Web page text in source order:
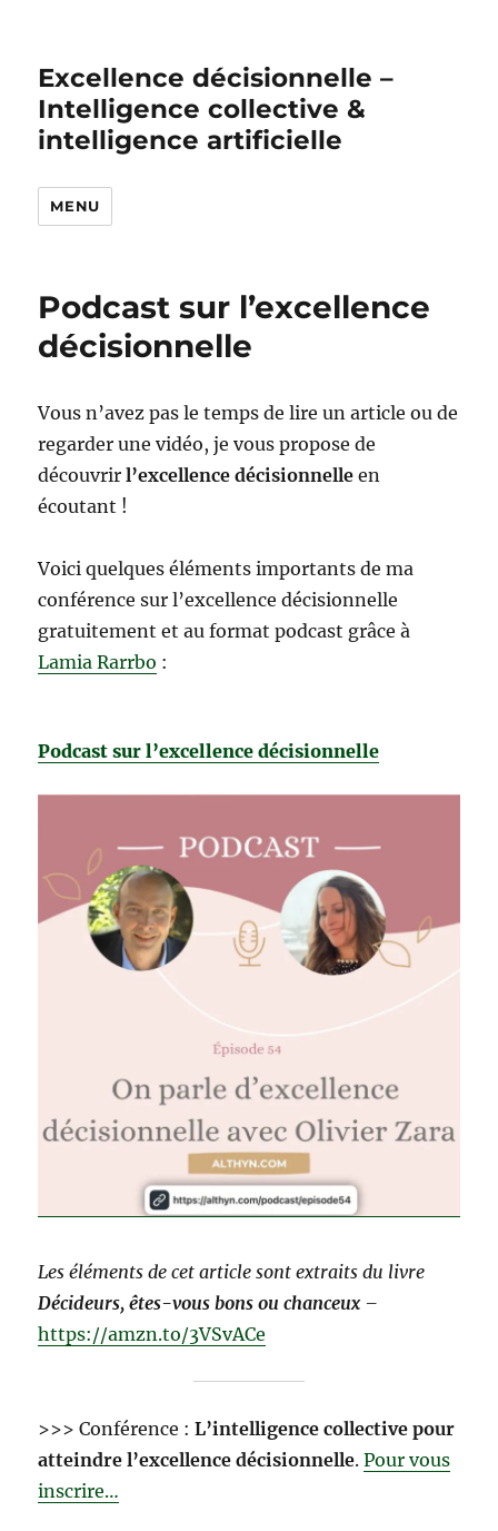
Excellence décisionnelle –
Intelligence collective &
intelligence artificielle
MENU
Podcast sur l’excellence
décisionnelle
Vous n’avez pas le temps de lire un article ou de
regarder une vidéo, je vous propose de
découvrir l’excellence décisionnelle en
écoutant !
Voici quelques éléments importants de ma
conférence sur l’excellence décisionnelle
gratuitement et au format podcast grâce à
Lamia Rarrbo :
Podcast sur l’excellence décisionnelle
Les éléments de cet article sont extraits du livre
Décideurs, êtes-vous bons ou chanceux–
https://amzn.to/3VSvACe
>>> Conférence :L’intelligence collective pour
atteindre l’excellence décisionnelle.Pour vous
inscrire…